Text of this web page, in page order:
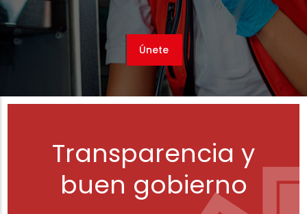
Únete
Transparencia y
buen gobierno